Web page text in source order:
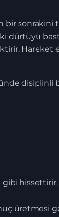
bir
dürtüyü
disiplinli
hissettirir.
üretmesi